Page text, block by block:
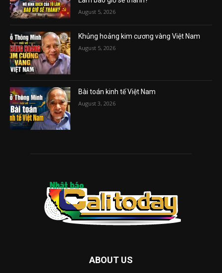
August 5, 2026
Khủng hoảng kim cương vàng Việt Nam
August 5, 2026
Bài toán kinh tế Việt Nam
August 3, 2026
ABOUT US